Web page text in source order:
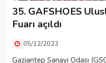
35. GAFSHOES
Fuarı açıldı
05/12/2023
Gaziantep Sanayi Odası